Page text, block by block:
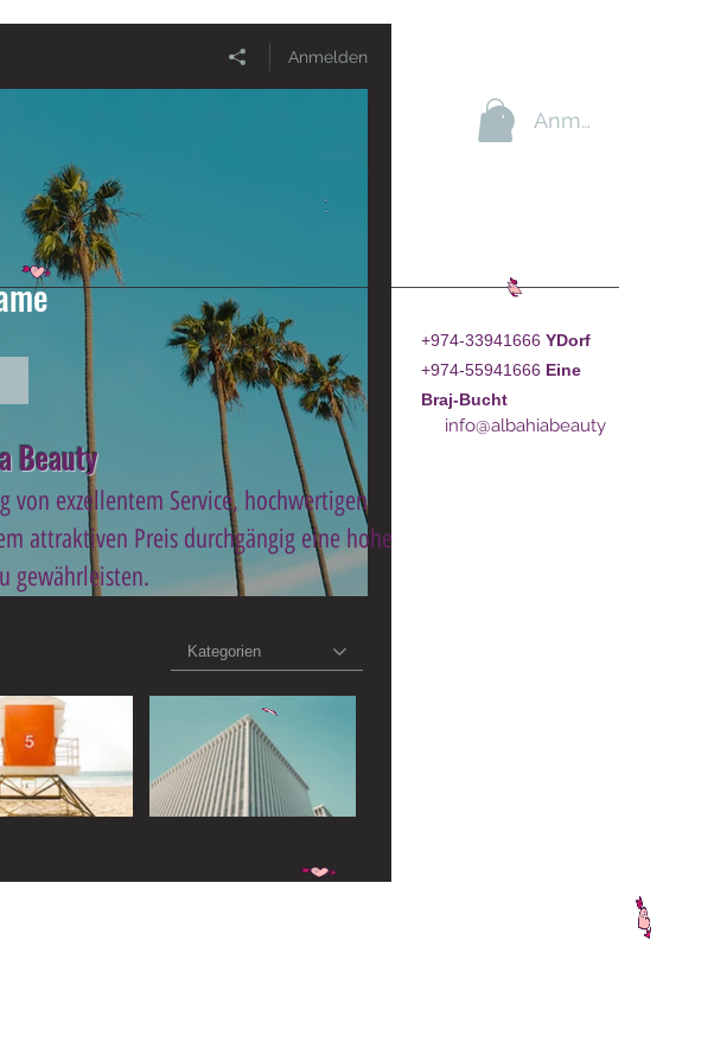
Anmelden
+974-33941666 YDorf
+974-55941666 Eine
Braj-Bucht
info@albahiabeauty
Beauty
von exzellentem Service, hochwertigen
attraktiven Preis durchgängig eine hohe
gewährleisten.
us.
Anmelden
Kategorien